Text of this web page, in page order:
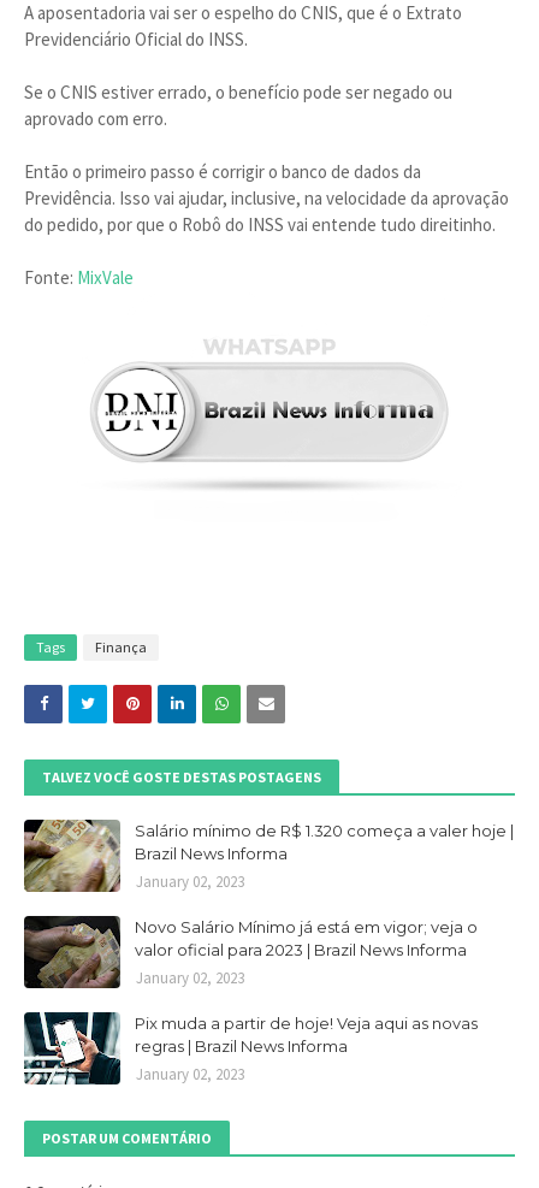
A aposentadoria vai ser o espelho do CNIS, que é o Extrato
Previdenciário Oficial do INSS.
Se o CNIS estiver errado, o benefício pode ser negado ou
aprovado com erro.
Então o primeiro passo é corrigir o banco de dados da
Previdência. Isso vai ajudar, inclusive, na velocidade da aprovação
do pedido, por que o Robô do INSS vai entende tudo direitinho.
Fonte: MixVale
Tags Finança
TALVEZ VOCÊ GOSTE DESTAS POSTAGENS
Salário mínimo de R$ 1.320 começa a valer hoje |
Brazil News Informa
January 02, 2023
Novo Salário Mínimo já está em vigor; veja o
valor oficial para 2023 | Brazil News Informa
January 02, 2023
Pix muda a partir de hoje! Veja aqui as novas
regras | Brazil News Informa
January 02, 2023
POSTAR UM COMENTÁRIO